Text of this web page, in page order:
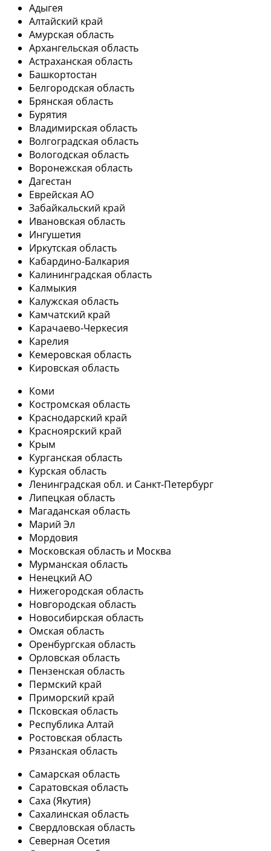
Адыгея
Алтайский край
Амурская область
Архангельская область
Астраханская область
Башкортостан
Белгородская область
Брянская область
Бурятия
Владимирская область
Волгоградская область
Вологодская область
Воронежская область
Дагестан
Еврейская АО
Забайкальский край
Ивановская область
Ингушетия
Иркутская область
Кабардино-Балкария
Калининградская область
Калмыкия
Калужская область
Камчатский край
Карачаево-Черкесия
Карелия
Кемеровская область
Кировская область
Коми
Костромская область
Краснодарский край
Красноярский край
Крым
Курганская область
Курская область
Ленинградская обл. и Санкт-Петербург
Липецкая область
Магаданская область
Марий Эл
Мордовия
Московская область и Москва
Мурманская область
Ненецкий АО
Нижегородская область
Новгородская область
Новосибирская область
Омская область
Оренбургская область
Орловская область
Пензенская область
Пермский край
Приморский край
Псковская область
Республика Алтай
Ростовская область
Рязанская область
Самарская область
Саратовская область
Саха (Якутия)
Сахалинская область
Свердловская область
Северная Осетия